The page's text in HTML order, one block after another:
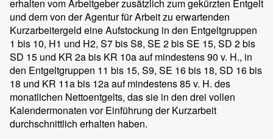
erhalten vom Arbeitgeber zusätzlich zum gekürzten Entgelt
und dem von der Agentur für Arbeit zu erwartenden
Kurzarbeitergeld eine Aufstockung in den Entgeltgruppen
1 bis 10, H1 und H2, S7 bis S8, SE 2 bis SE 15, SD 2 bis
SD 15 und KR 2a bis KR 10a auf mindestens 90 v. H., in
den Entgeltgruppen 11 bis 15, S9, SE 16 bis 18, SD 16 bis
18 und KR 11a bis 12a auf mindestens 85 v. H. des
monatlichen Nettoentgelts, das sie in den drei vollen
Kalendermonaten vor Einführung der Kurzarbeit
durchschnittlich erhalten haben.